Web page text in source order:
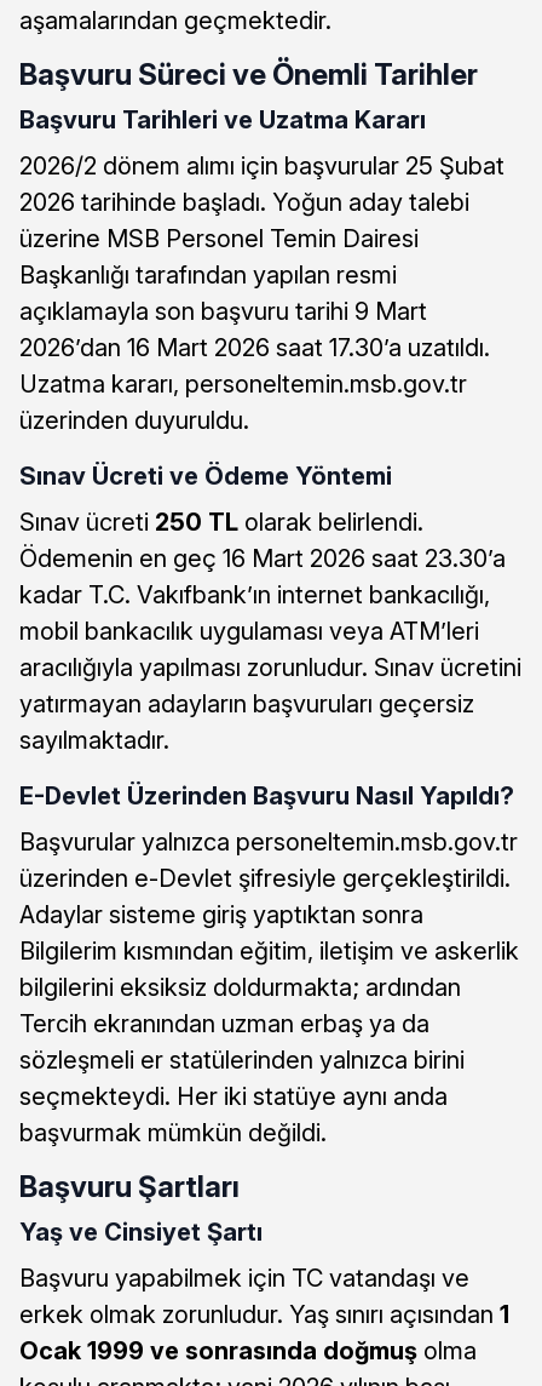
aşamalarından geçmektedir.
Başvuru Süreci ve Önemli Tarihler
Başvuru Tarihleri ve Uzatma Kararı
2026/2 dönem alımı için başvurular 25 Şubat
2026 tarihinde başladı. Yoğun aday talebi
üzerine MSB Personel Temin Dairesi
Başkanlığı tarafından yapılan resmi
açıklamayla son başvuru tarihi 9 Mart
2026’dan 16 Mart 2026 saat 17.30’a uzatıldı.
Uzatma kararı, personeltemin.msb.gov.tr
üzerinden duyuruldu.
Sınav Ücreti ve Ödeme Yöntemi
Sınav ücreti 250 TL olarak belirlendi.
Ödemenin en geç 16 Mart 2026 saat 23.30’a
kadar T.C. Vakıfbank’ın internet bankacılığı,
mobil bankacılık uygulaması veya ATM’leri
aracılığıyla yapılması zorunludur. Sınav ücretini
yatırmayan adayların başvuruları geçersiz
sayılmaktadır.
E-Devlet Üzerinden Başvuru Nasıl Yapıldı?
Başvurular yalnızca personeltemin.msb.gov.tr
üzerinden e-Devlet şifresiyle gerçekleştirildi.
Adaylar sisteme giriş yaptıktan sonra
Bilgilerim kısmından eğitim, iletişim ve askerlik
bilgilerini eksiksiz doldurmakta; ardından
Tercih ekranından uzman erbaş ya da
sözleşmeli er statülerinden yalnızca birini
seçmekteydi. Her iki statüye aynı anda
başvurmak mümkün değildi.
Başvuru Şartları
Yaş ve Cinsiyet Şartı
Başvuru yapabilmek için TC vatandaşı ve
erkek olmak zorunludur. Yaş sınırı açısından 1
Ocak 1999 ve sonrasında doğmuş olma